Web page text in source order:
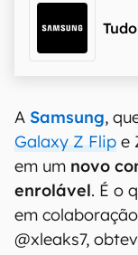
A Samsung,
Galaxy Z Flip e
em um novo
enrolável. É o
em
@xleaks7,